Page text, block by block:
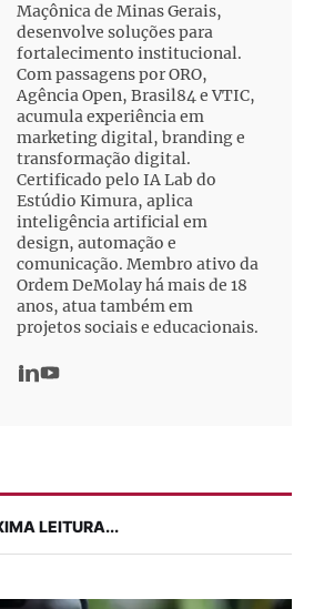
Maçônica de Minas Gerais,
desenvolve soluções para
fortalecimento institucional.
Com passagens por ORO,
Agência Open, Brasil84 e VTIC,
acumula experiência em
marketing digital, branding e
transformação digital.
Certificado pelo IA Lab do
Estúdio Kimura, aplica
inteligência artificial em
design, automação e
comunicação. Membro ativo da
Ordem DeMolay há mais de 18
anos, atua também em
projetos sociais e educacionais.
LEITURA...